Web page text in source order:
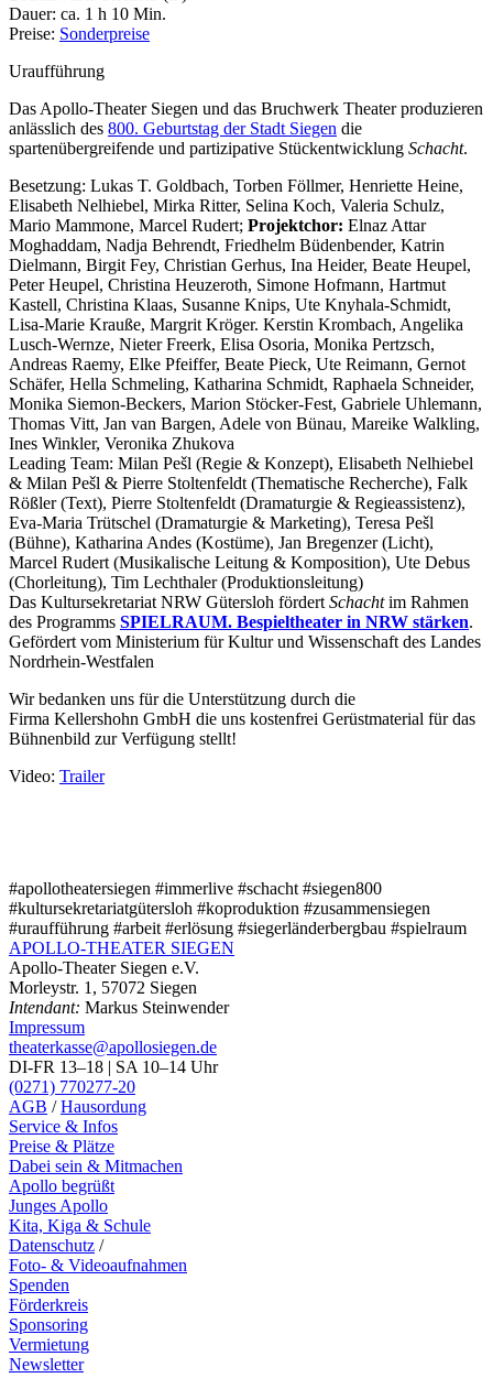
Dauer: ca. 1 h 10 Min.
Preise: Sonderpreise
Uraufführung
Das Apollo-Theater Siegen und das Bruchwerk Theater produzieren
anlässlich des 800. Geburtstag der Stadt Siegen die
spartenübergreifende und partizipative Stückentwicklung Schacht.
Besetzung: Lukas T. Goldbach, Torben Föllmer, Henriette Heine,
Elisabeth Nelhiebel, Mirka Ritter, Selina Koch, Valeria Schulz,
Mario Mammone, Marcel Rudert; Projektchor: Elnaz Attar
Moghaddam, Nadja Behrendt, Friedhelm Büdenbender, Katrin
Dielmann, Birgit Fey, Christian Gerhus, Ina Heider, Beate Heupel,
Peter Heupel, Christina Heuzeroth, Simone Hofmann, Hartmut
Kastell, Christina Klaas, Susanne Knips, Ute Knyhala-Schmidt,
Lisa-Marie Krauße, Margrit Kröger. Kerstin Krombach, Angelika
Lusch-Wernze, Nieter Freerk, Elisa Osoria, Monika Pertzsch,
Andreas Raemy, Elke Pfeiffer, Beate Pieck, Ute Reimann, Gernot
Schäfer, Hella Schmeling, Katharina Schmidt, Raphaela Schneider,
Monika Siemon-Beckers, Marion Stöcker-Fest, Gabriele Uhlemann,
Thomas Vitt, Jan van Bargen, Adele von Bünau, Mareike Walkling,
Ines Winkler, Veronika Zhukova
Leading Team: Milan Pešl (Regie & Konzept), Elisabeth Nelhiebel
& Milan Pešl & Pierre Stoltenfeldt (Thematische Recherche), Falk
Rößler (Text), Pierre Stoltenfeldt (Dramaturgie & Regieassistenz),
Eva-Maria Trütschel (Dramaturgie & Marketing), Teresa Pešl
(Bühne), Katharina Andes (Kostüme), Jan Bregenzer (Licht),
Marcel Rudert (Musikalische Leitung & Komposition), Ute Debus
(Chorleitung), Tim Lechthaler (Produktionsleitung)
Das Kultursekretariat NRW Gütersloh fördert Schachtim Rahmen
des Programms SPIELRAUM. Bespieltheater in NRW stärken.
Gefördert vom Ministerium für Kultur und Wissenschaft des Landes
Nordrhein-Westfalen
Wir bedanken uns für die Unterstützung durch die
Firma Kellershohn GmbH die uns kostenfrei Gerüstmaterial für das
Bühnenbild zur Verfügung stellt!
Video: Trailer
#apollotheatersiegen #immerlive #schacht #siegen800
#kultursekretariatgütersloh #koproduktion #zusammensiegen
#uraufführung #arbeit #erlösung #siegerländerbergbau #spielraum
APOLLO-THEATER SIEGEN
Apollo-Theater Siegen e.V.
Morleystr. 1, 57072 Siegen
Intendant: Markus Steinwender
Impressum
theaterkasse@apollosiegen.de
DI-FR 13–18 | SA 10–14 Uhr
(0271) 770277-20
AGB /Hausordung
Service & Infos
Preise & Plätze
Dabei sein & Mitmachen
Apollo begrüßt
Junges Apollo
Kita, Kiga & Schule
Datenschutz /
Foto- & Videoaufnahmen
Spenden
Förderkreis
Sponsoring
Vermietung
Newsletter